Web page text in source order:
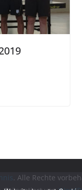
. Alle Rechte